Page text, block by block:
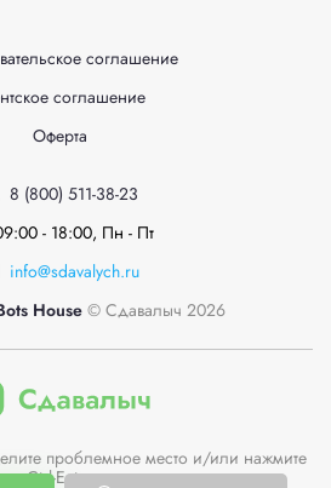
соглашение
соглашение
Оферта
8 (800) 511-38-23
- 18:00, Пн - Пт
info@sdavalych.ru
House © Сдавалыч 2026
проблемное место и/или нажмите
Ctrl-Enter